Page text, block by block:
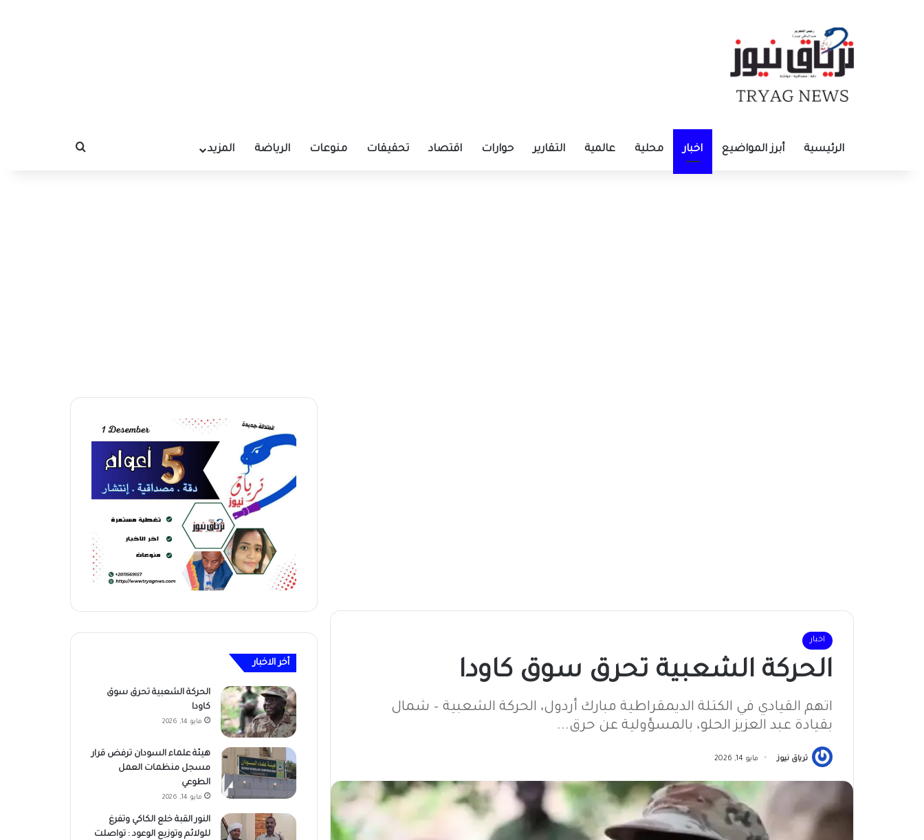
الرئيسية أبرز المواضيع اخبار محلية عالمية التقارير حوارات اقتصاد تحقيقات منوعات الرياضة المزيد بحث عن
اخبار
الحركة الشعبية تحرق سوق كاودا
اتهم القيادي في الكتلة الديمقراطية مبارك أردول، الحركة الشعبية – شمال
بقيادة عبد العزيز الحلو، بالمسؤولية عن حرق...
ترياق نيوز مايو 14, 2026
أخر الاخبار
الحركة الشعبية تحرق سوق
كاودا
مايو 14, 2026
هيئة علماء السودان ترفض قرار
مسجل منظمات العمل
الطوعي
مايو 14, 2026
النور القبة خلع الكاكي وتفرغ
للولائم وتوزيع الوعود : تواصلت